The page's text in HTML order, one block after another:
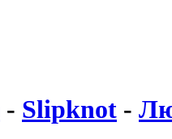
- Slipknot -